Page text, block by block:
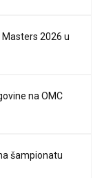
2026 u
na OMC
šampionatu